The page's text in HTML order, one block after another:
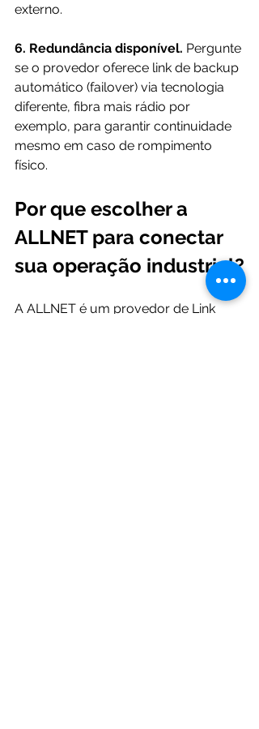
externo.
6. Redundância disponível. Pergunte
se o provedor oferece link de backup
automático (failover) via tecnologia
diferente, fibra mais rádio por
exemplo, para garantir continuidade
mesmo em caso de rompimento
físico.
Por que escolher a
ALLNET para conectar
sua operação industrial?
A ALLNET é um provedor de Link